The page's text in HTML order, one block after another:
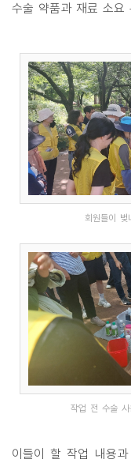
수술 약품과 재료 소요
회원들이 벚
작업 전 수술
이들이 할 작업 내용